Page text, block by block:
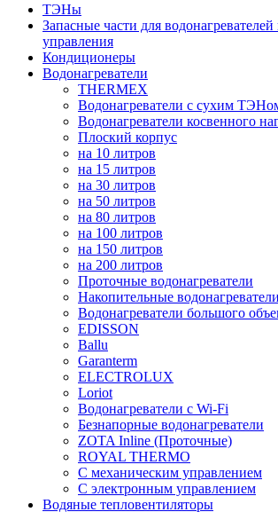
ТЭНы
Запасные части для
управления
Кондиционеры
Водонагреватели
THERMEX
Водонагреватели с сухим
Водонагреватели косвенного
Плоский корпус
на 10 литров
на 15 литров
на 30 литров
на 50 литров
на 80 литров
на 100 литров
на 150 литров
на 200 литров
Проточные водонагреватели
Накопительные водонагреватели
Водонагреватели большого
EDISSON
Ballu
Garanterm
ELECTROLUX
Loriot
Водонагреватели с Wi-Fi
Безнапорные водонагреватели
ZOTA Inline (Проточные)
ROYAL THERMO
С механическим управлением
С электронным управлением
Водяные тепловентиляторы